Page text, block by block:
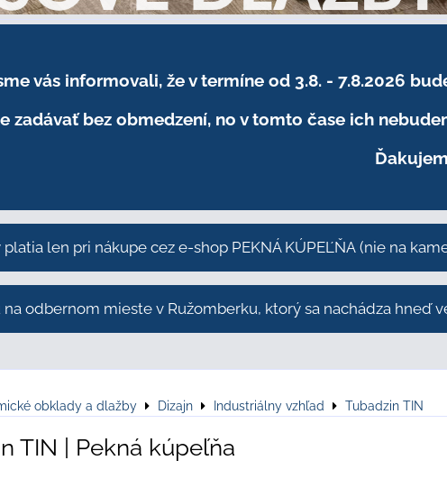
vás informovali, že v termíne od 3.8. - 7.8.2026
zadávať bez obmedzení, no v tomto čase ich
len pri nákupe cez e-shop PEKNÁ KÚPEĽŇA (nie na
odbernom mieste v Ružomberku, ktorý sa nachádza hneď
obklady a dlažby Dizajn Industriálny vzhľad Tubadzin TIN
TIN | Pekná kúpeľňa